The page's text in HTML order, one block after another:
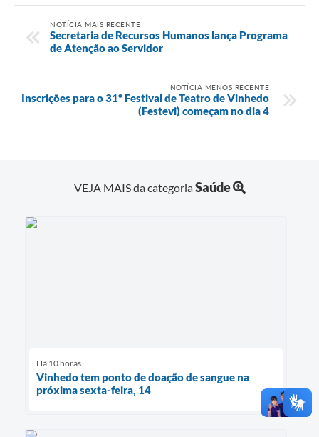
NOTÍCIA MAIS RECENTE
Secretaria de Recursos Humanos lança Programa
de Atenção ao Servidor
NOTÍCIA MENOS RECENTE
Inscrições para o 31º Festival de Teatro de Vinhedo
(Festevi) começam no dia 4
VEJA MAIS da categoriaSaúde
Há 10 horas
Vinhedo tem ponto de doação de sangue na
próxima sexta-feira, 14